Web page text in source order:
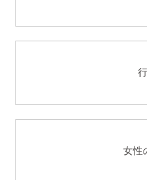
女性